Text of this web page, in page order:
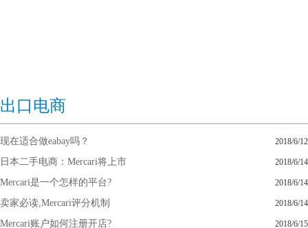
出口电商
现在适合做eabay吗？ 2018/6/12
日本二手电商：Mercari将上市 2018/6/14
Mercari是一个怎样的平台? 2018/6/14
卖家必读,Mercari评分机制 2018/6/14
Mercari账户如何注册开店? 2018/6/15